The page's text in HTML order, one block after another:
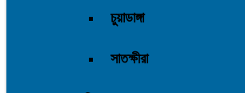
চুয়াডাঙ্গা
সাতক্ষীরা